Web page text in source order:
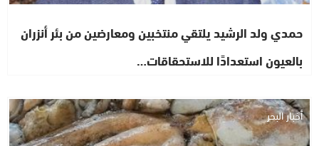
حمدي ولد الرشيد يلتقي منتخبين ومعارضين من بئر أنزران
بالعيون استعدادًا للاستحقاقات…
أخبار البحر